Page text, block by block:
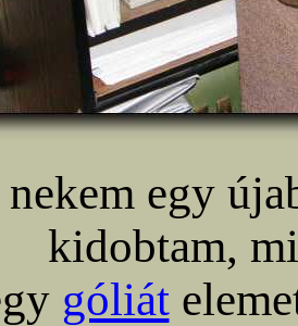
egy
kidobtam,
góliát